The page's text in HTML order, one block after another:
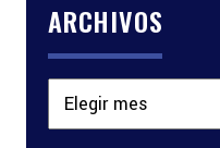
ARCHIVOS